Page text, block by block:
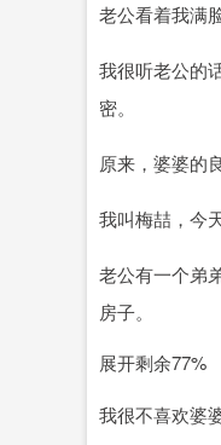
老公看着我满
我很听老公的
密。
原来，婆婆的
我叫梅喆，今
老公有一个弟
房子。
展开剩余77%
我很不喜欢婆